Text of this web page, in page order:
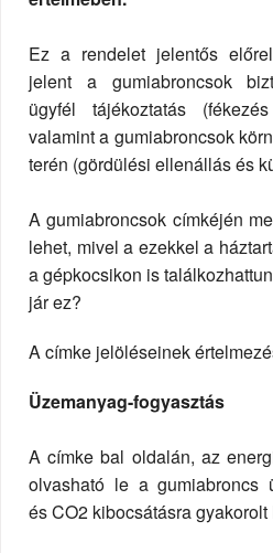
Ez a rendelet jelentős
jelent a gumiabroncsok
ügyfél tájékoztatás
valamint a gumiabroncsok
terén (gördülési ellenállás és
A gumiabroncsok címkéjén
lehet, mivel a ezekkel a
a gépkocsikon is
jár ez?
A címke jelöléseinek
Üzemanyag-fogyasztás
A címke bal oldalán, az
olvasható le a gumiabroncs
és CO2 kibocsátásra gyakorolt